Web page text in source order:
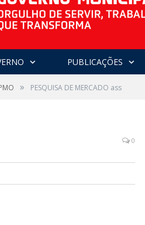
PUBLICAÇÕES
» PESQUISA DE MERCADO ass
0